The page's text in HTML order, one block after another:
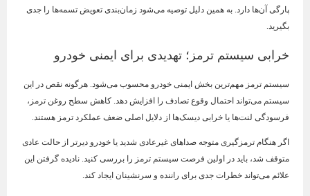
پارگی آن‌ها دارد. به همین دلیل توصیه می‌شود زمان‌بندی تعویض تسمه‌ها را جدی
بگیرید.
خرابی سیستم ترمز؛ تهدیدی برای ایمنی خودرو
سیستم ترمز مهم‌ترین بخش ایمنی خودرو محسوب می‌شود. هرگونه نقص در این
سیستم می‌تواند احتمال وقوع تصادف را افزایش دهد. کاهش سطح روغن ترمز،
فرسودگی لنت‌ها یا خرابی دیسک‌ها از دلایل اصلی ضعف عملکرد ترمز هستند.
اگر هنگام ترمزگیری متوجه صداهای غیرعادی شدید یا خودرو دیرتر از حالت عادی
متوقف شد، باید در اولین فرصت سیستم ترمز را بررسی کنید. نادیده گرفتن این
علائم می‌تواند خطرات جدی برای راننده و سرنشینان ایجاد کند.